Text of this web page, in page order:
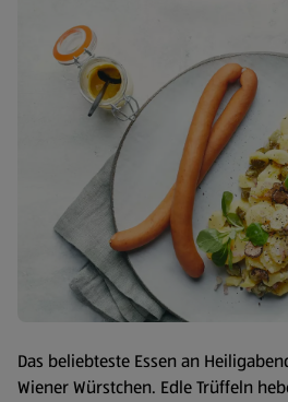
Das beliebteste Essen an
Wiener Würstchen. Edle Trüffeln